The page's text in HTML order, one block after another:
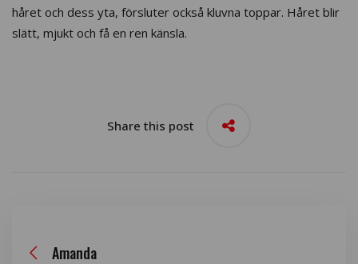
håret och dess yta, försluter också kluvna toppar. Håret blir
slätt, mjukt och få en ren känsla.
Share this post
Amanda